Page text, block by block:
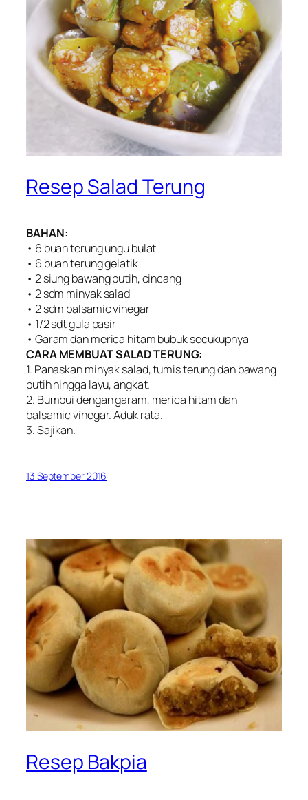
Resep Salad Terung
BAHAN:
• 6 buah terung ungu bulat
• 6 buah terung gelatik
• 2 siung bawang putih, cincang
• 2 sdm minyak salad
• 2 sdm balsamic vinegar
• 1/2 sdt gula pasir
• Garam dan merica hitam bubuk secukupnya
CARA MEMBUAT SALAD TERUNG:
1. Panaskan minyak salad, tumis terung dan bawang
putih hingga layu, angkat.
2. Bumbui dengan garam, merica hitam dan
balsamic vinegar. Aduk rata.
3. Sajikan.
13 September 2016
Resep Bakpia